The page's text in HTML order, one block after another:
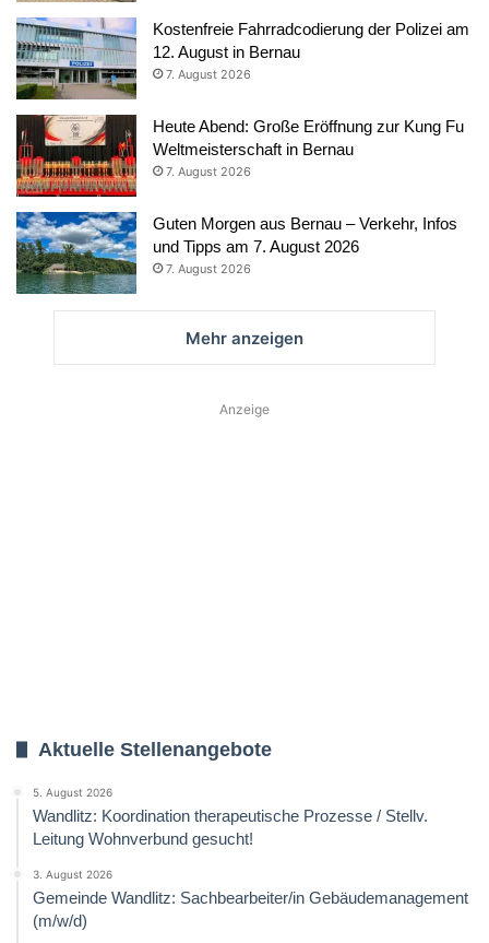
Kostenfreie Fahrradcodierung der Polizei am
12. August in Bernau
7. August 2026
Heute Abend: Große Eröffnung zur Kung Fu
Weltmeisterschaft in Bernau
7. August 2026
Guten Morgen aus Bernau – Verkehr, Infos
und Tipps am 7. August 2026
7. August 2026
Mehr anzeigen
Anzeige
Aktuelle Stellenangebote
5. August 2026
Wandlitz: Koordination therapeutische Prozesse / Stellv.
Leitung Wohnverbund gesucht!
3. August 2026
Gemeinde Wandlitz: Sachbearbeiter/in Gebäudemanagement
(m/w/d)